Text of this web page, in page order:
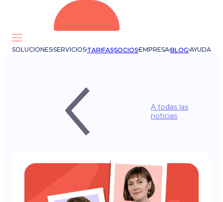
SOLUCIONESSERVICIOSTARIFASSOCIOSEMPRESABLOGAYUDA
A todas las
noticias